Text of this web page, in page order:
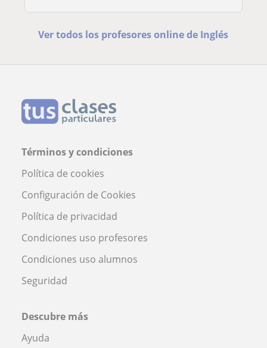
Ver todos los profesores online de Inglés
Términos y condiciones
Política de cookies
Configuración de Cookies
Política de privacidad
Condiciones uso profesores
Condiciones uso alumnos
Seguridad
Descubre más
Ayuda